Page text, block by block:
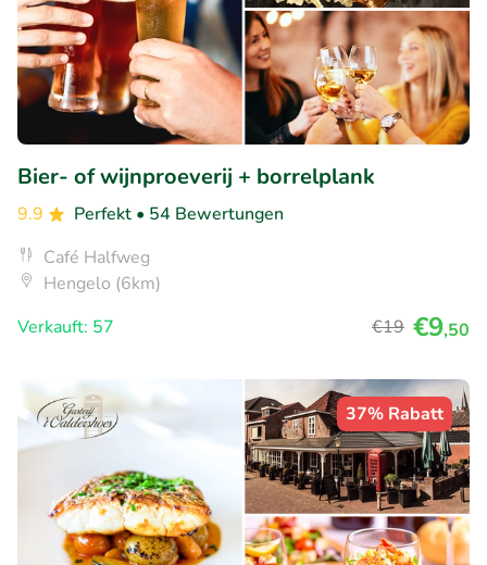
Bier- of wijnproeverij + borrelplank
9.9 Perfekt • 54 Bewertungen
Café Halfweg
Hengelo (6km)
Verkauft: 57
€19 €9,50
37% Rabatt